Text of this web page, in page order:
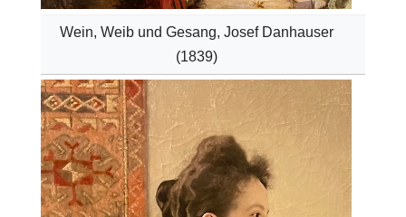
Wein, Weib und Gesang, Josef Danhauser
(1839)